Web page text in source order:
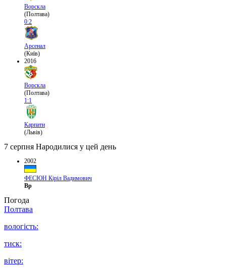
Ворскла
(Полтава)
0:2
Арсенал
(Київ)
2016
Ворскла
(Полтава)
1:1
Карпати
(Львів)
7 серпня Народилися у цей день
2002
ФЕСЮН Кіріл Вадимович
Вр
Погода
Полтава
вологість:
тиск:
вітер: